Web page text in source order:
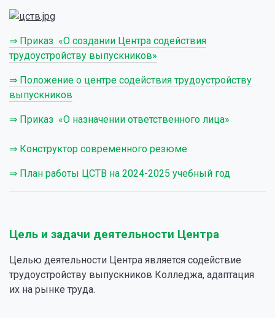
⇒ Приказ «О создании Центра содействия
трудоустройству выпускников»
⇒ Положение о центре содействия трудоустройству
выпускников
⇒ Приказ «О назначении ответственного лица»
⇒ Конструктор современного резюме
⇒ План работы ЦСТВ на 2024-2025 учебный год
Цель и задачи деятельности Центра
Целью деятельности Центра является содействие
трудоустройству выпускников Колледжа, адаптация
их на рынке труда.